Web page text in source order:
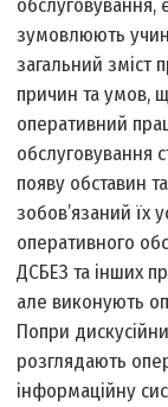
обслуговування,
зумовлюють
загальний зміст
причин та умов,
оперативний
обслуговування
появу обставин
зобов’язаний їх
оперативного
ДСБЕЗ та інших
але виконують
Попри
розглядають
інформаційну